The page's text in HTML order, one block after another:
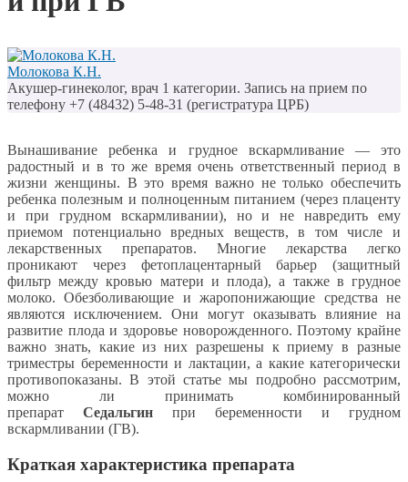
Молокова К.Н.
Акушер-гинеколог, врач 1 категории. Запись на прием по
телефону +7 (48432) 5-48-31 (регистратура ЦРБ)
Вынашивание ребенка и грудное вскармливание — это
радостный и в то же время очень ответственный период в
жизни женщины. В это время важно не только обеспечить
ребенка полезным и полноценным питанием (через плаценту
и при грудном вскармливании), но и не навредить ему
приемом потенциально вредных веществ, в том числе и
лекарственных препаратов. Многие лекарства легко
проникают через фетоплацентарный барьер (защитный
фильтр между кровью матери и плода), а также в грудное
молоко. Обезболивающие и жаропонижающие средства не
являются исключением. Они могут оказывать влияние на
развитие плода и здоровье новорожденного. Поэтому крайне
важно знать, какие из них разрешены к приему в разные
триместры беременности и лактации, а какие категорически
противопоказаны. В этой статье мы подробно рассмотрим,
можно ли принимать комбинированный
препарат Седальгин при беременности и грудном
вскармливании (ГВ).
Краткая характеристика препарата